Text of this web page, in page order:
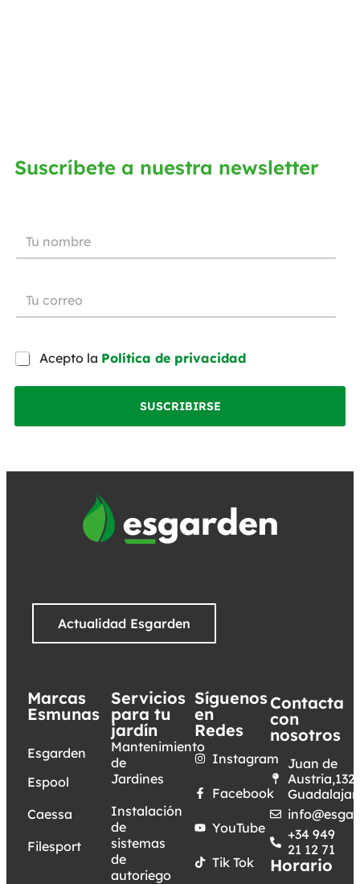
Suscríbete a nuestra newsletter
Acepto la Política de privacidad
SUSCRIBIRSE
Actualidad Esgarden
Marcas
Esmunas
Esgarden
Espool
Caessa
Filesport
Servicios
para tu
jardín
Mantenimiento
de
Jardines
Instalación
de
sistemas
de
autoriego
Síguenos
en
Redes
Instagram
Facebook
YouTube
Tik Tok
Contacta
con
nosotros
Juan de
Austria,132.
+34 949
21 12 71
Horario